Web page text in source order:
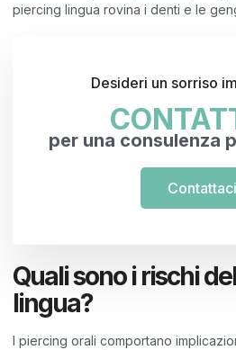
piercing lingua rovina i denti e le
Desideri un sorriso
per una consulenza
Contattaci
Quali sono i rischi
lingua?
I piercing orali comportano